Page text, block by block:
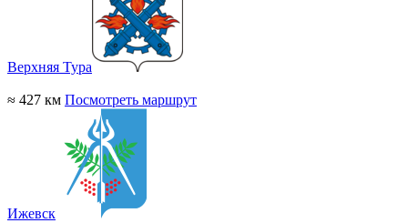
Верхняя Тура
≈ 427 км Посмотреть маршрут
Ижевск